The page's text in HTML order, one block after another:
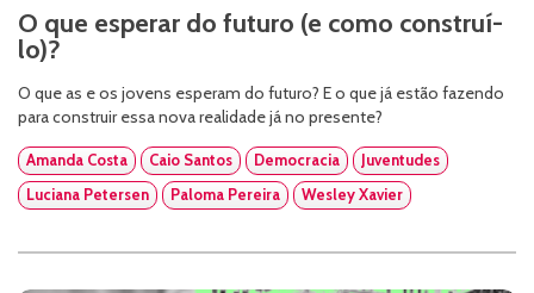
O que esperar do futuro (e como construí-
lo)?
O que as e os jovens esperam do futuro? E o que já estão fazendo
para construir essa nova realidade já no presente?
Amanda Costa Caio Santos Democracia
Juventudes
Luciana Petersen
Paloma Pereira Wesley Xavier